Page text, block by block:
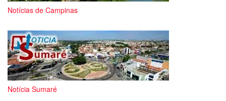
Notícias de Campinas
Notícia Sumaré